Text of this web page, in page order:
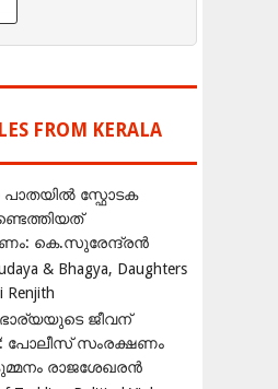
FROM KERALA
സ്ഫോടക
കെ.സുരേന്ദ്രൻ
& Bhagya, Daughters
Renjith
ഭാര്യയുടെ ജീവന്
പോലീസ് സംരക്ഷണം
രാജശേഖരൻ